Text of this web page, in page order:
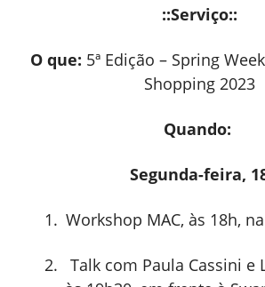
::Serviço::
O que: 5ª Edição – Spring
Shopping 2023
Quando:
Segunda-feira,
Workshop MAC, às 18h,
Talk com Paula Cassini e